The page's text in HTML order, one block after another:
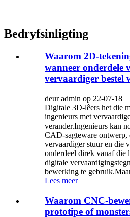
Bedryfsinligting
Waarom 2D-
wanneer onderdele
vervaardiger bestel
deur admin op 22-07-18
Digitale 3D-lêers het die
ingenieurs met
verander.Ingenieurs kan
CAD-sagteware ontwerp,
vervaardiger stuur en die
onderdeel direk vanaf die
digitale
bewerking te
Lees meer
Waarom CNC-
prototipe of